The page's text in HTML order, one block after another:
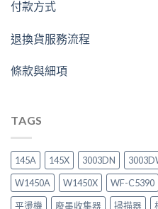
付款方式
退換貨服務流程
條款與細項
TAGS
145A 145X 3003DN
W1450A
W1450X WF-C5390
平燙機
廢墨收集器 掃描器